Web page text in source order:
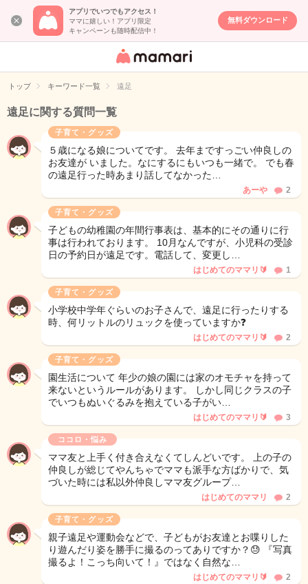
アプリでいつでもアクセス！
ママに嬉しい！アプリ限定
キャンペーンも随時配信中！
無料ダウンロード
女性専用匿名QA
イト
トップ キーワード一覧 遠足
遠足に関する質問一覧
子育て・グッズ
５歳になる娘についてです。 去年まですっごい仲良しの
お友達が いました。なにするにもいつも一緒で。 でも春
の遠足行った時あまり話してなかった…
あーや 2
子育て・グッズ
子どもの幼稚園の年間行事表は、基本的にその通りに行
事は行われております。 10月なんですが、小児科の受診
日の予約日が遠足です。電話して、変更し…
はじめてのママリ🔰 1
子育て・グッズ
小学校中学年ぐらいのお子さんで、遠足に行ったりする
時、何リットルのリュックを使っていますか❓
はじめてのママリ🔰 2
子育て・グッズ
園生活について 年少の娘の園には家のオモチャを持って
来ないというルールがあります。 しかし同じクラスの子
でいつもぬいぐるみを抱えている子がい…
はじめてのママリ🔰 3
ココロ・悩み
ママ友と上手く付き合えなくてしんどいです。 上の子の
仲良しが総じてやんちゃでママも派手な方ばかりで、気
づいた時には私以外仲良しママ友グループ…
はじめてのママリ 2
子育て・グッズ
親子遠足や運動会などで、子どもがお友達とお喋りした
り遊んだり姿を勝手に撮るのってありですか？😓 『写真
撮るよ！こっち向いて！』ではなく自然な…
はじめてのママリ🔰 2